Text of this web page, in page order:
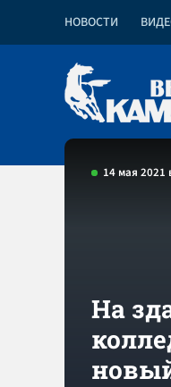
НОВОСТИ
14 мая 2021
На